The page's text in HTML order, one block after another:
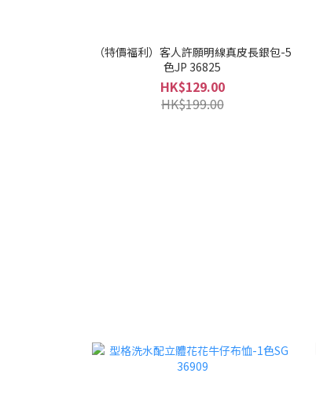
（特價福利）客人許願明線真皮長銀包-5
色JP 36825
HK$129.00
HK$199.00